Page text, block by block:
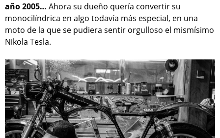
año 2005… Ahora su dueño quería convertir su
monocilíndrica en algo todavía más especial, en una
moto de la que se pudiera sentir orgulloso el mismísimo
Nikola Tesla.